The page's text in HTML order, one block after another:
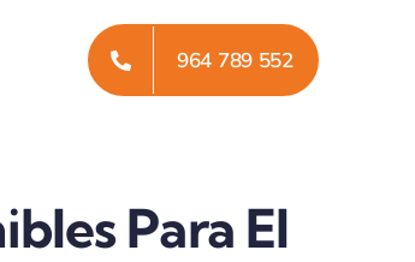
964 789 552
Para El